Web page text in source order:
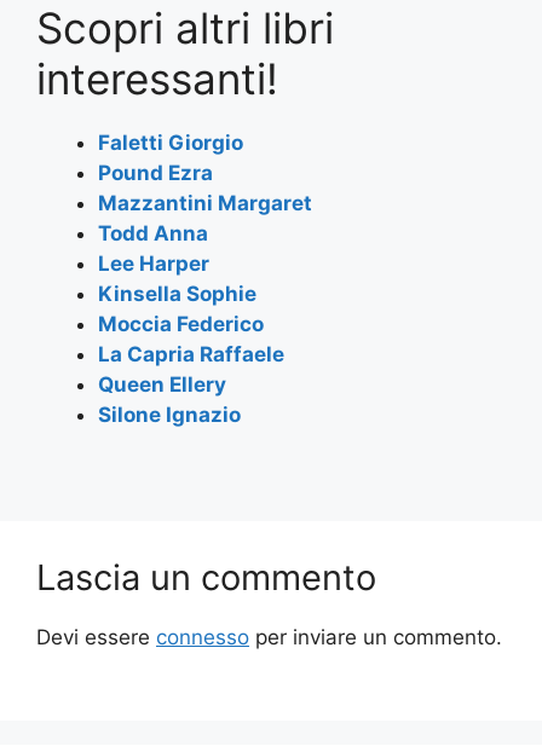
c
e
b
o
o
k
itt
er
at
s
A
p
p
e
gr
a
m
ai
l
ar
Scopri altri libri
interessanti!
Faletti Giorgio
Pound Ezra
Mazzantini Margaret
Todd Anna
Lee Harper
Kinsella Sophie
Moccia Federico
La Capria Raffaele
Queen Ellery
Silone Ignazio
Lascia un commento
Devi essere connesso per inviare un commento.